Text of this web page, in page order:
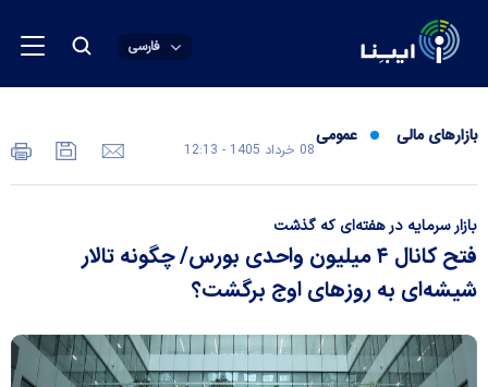
فارسی
بازارهای مالی عمومی
08 خرداد 1405 - 12:13
بازار سرمایه در هفته‌ای که گذشت
فتح کانال ۴ میلیون واحدی بورس/ چگونه تالار
شیشه‌ای به روز‌های اوج برگشت؟